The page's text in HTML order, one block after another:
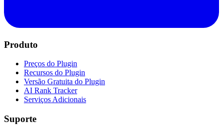
Produto
Preços do Plugin
Recursos do Plugin
Versão Gratuita do Plugin
AI Rank Tracker
Serviços Adicionais
Suporte